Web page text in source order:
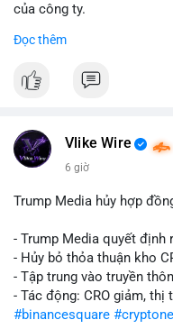
của công ty.
#abtc #cryptonews
$btc $eth
📰 Nguồn: CoinDesk
Đọc thêm
Vlike Wire
6 giờ
Trump Media hủy hợp
- Trump Media quyết
- Hủy bỏ thỏa thuận kho
- Tập trung vào truyền
- Tác động: CRO giảm, thị
#binancesquare